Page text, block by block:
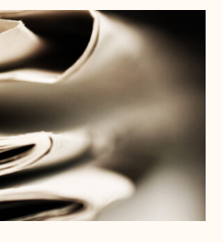
Betreuungsrecht
zum
Januar
und
bessere
Qualität
in
der